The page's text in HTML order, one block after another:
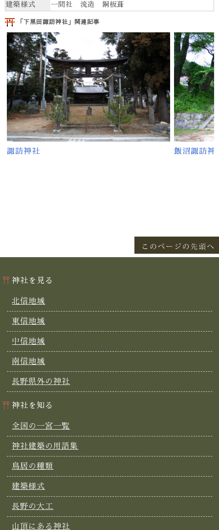
建築様式
一間社 流造 銅板葺
「下黒田諏訪神社」関連記事
諏訪神社 飯沼諏訪神
神社を見る
北信地域
東信地域
中信地域
南信地域
長野県外の神社
神社を知る
全国の一宮一覧
神社建築の用語集
鳥居の種類
建築様式
長野の大工
山頂にある神社